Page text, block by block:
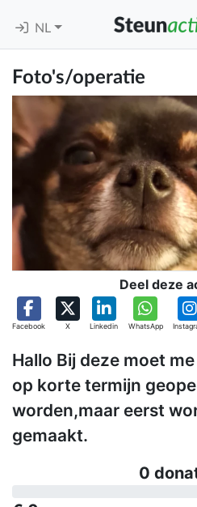
NL
Foto's/operatie
Deel deze
Facebook X Linkedin WhatsApp
Hallo Bij deze moet
op korte termijn
worden,maar eerst
gemaakt.
0